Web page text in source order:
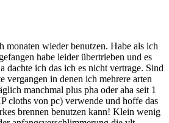
monaten wieder benutzen. Habe als ich
habe leider übertrieben und es
dachte ich das ich es nicht vertrage. Sind
vergangen in denen ich mehrere arten
manchmal plus pha oder aha seit 1
cloths von pc) verwende und hoffe das
brennen benutzen kann! Klein wenig